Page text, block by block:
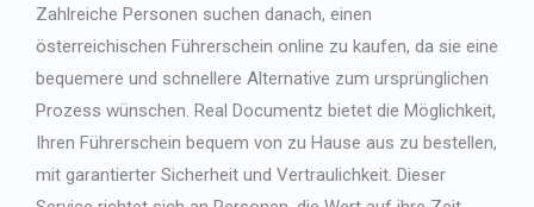
Zahlreiche Personen suchen danach, einen
österreichischen Führerschein online zu kaufen, da sie eine
bequemere und schnellere Alternative zum ursprünglichen
Prozess wünschen. Real Documentz bietet die Möglichkeit,
Ihren Führerschein bequem von zu Hause aus zu bestellen,
mit garantierter Sicherheit und Vertraulichkeit. Dieser